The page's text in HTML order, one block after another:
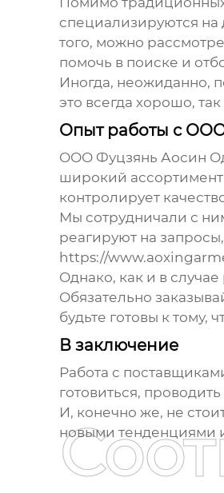
специализируются
того, можно
помочь в поиске и
Иногда, неожиданно,
это всегда хорошо,
Опыт работы с
ООО Фуцзянь Аосин
широкий ассортимент
контролирует
Мы сотрудничали с
реагируют на
https://
Однако, как и в
Обязательно
будьте готовы к тому,
В заключение
Работа с
готовиться,
И, конечно же, не
новыми тенденциями